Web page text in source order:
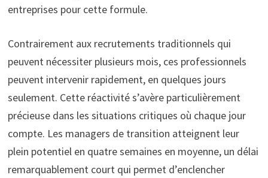
entreprises pour cette formule.
Contrairement aux recrutements traditionnels qui
peuvent nécessiter plusieurs mois, ces professionnels
peuvent intervenir rapidement, en quelques jours
seulement. Cette réactivité s’avère particulièrement
précieuse dans les situations critiques où chaque jour
compte. Les managers de transition atteignent leur
plein potentiel en quatre semaines en moyenne, un délai
remarquablement court qui permet d’enclencher